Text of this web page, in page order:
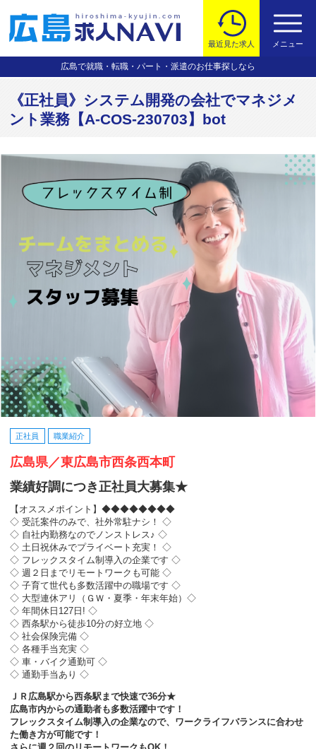
広島で就職・転職・パート・派遣のお仕事探しなら
最近見た求人 メニュー
《正社員》システム開発の会社でマネジメ
ント業務【A-COS-230703】bot
正社員 職業紹介
広島県／東広島市西条西本町
業績好調につき正社員大募集★
【オススメポイント】◆◆◆◆◆◆◆◆
◇ 受託案件のみで、社外常駐ナシ！ ◇
◇ 自社内勤務なのでノンストレス♪ ◇
◇ 土日祝休みでプライベート充実！ ◇
◇ フレックスタイム制導入の企業です ◇
◇ 週２日までリモートワークも可能 ◇
◇ 子育て世代も多数活躍中の職場です ◇
◇ 大型連休アリ（ＧＷ・夏季・年末年始）◇
◇ 年間休日127日! ◇
◇ 西条駅から徒歩10分の好立地 ◇
◇ 社会保険完備 ◇
◇ 各種手当充実 ◇
◇ 車・バイク通勤可 ◇
◇ 通勤手当あり ◇
ＪＲ広島駅から西条駅まで快速で36分★
広島市内からの通勤者も多数活躍中です！
フレックスタイム制導入の企業なので、ワークライフバランスに合わせ
た働き方が可能です！